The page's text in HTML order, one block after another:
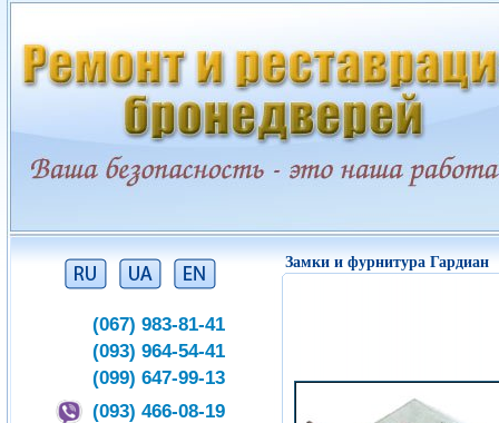
(067) 983-81-41
(093) 964-54-41
(099) 647-99-13
(093) 466-08-19
Замки и фурнитура Гардиан